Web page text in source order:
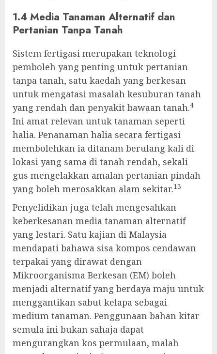
1.4 Media Tanaman Alternatif dan
Pertanian Tanpa Tanah
Sistem fertigasi merupakan teknologi
pemboleh yang penting untuk pertanian
tanpa tanah, satu kaedah yang berkesan
untuk mengatasi masalah kesuburan tanah
yang rendah dan penyakit bawaan tanah.4
Ini amat relevan untuk tanaman seperti
halia. Penanaman halia secara fertigasi
membolehkan ia ditanam berulang kali di
lokasi yang sama di tanah rendah, sekali
gus mengelakkan amalan pertanian pindah
yang boleh merosakkan alam sekitar.13
Penyelidikan juga telah mengesahkan
keberkesanan media tanaman alternatif
yang lestari. Satu kajian di Malaysia
mendapati bahawa sisa kompos cendawan
terpakai yang dirawat dengan
Mikroorganisma Berkesan (EM) boleh
menjadi alternatif yang berdaya maju untuk
menggantikan sabut kelapa sebagai
medium tanaman. Penggunaan bahan kitar
semula ini bukan sahaja dapat
mengurangkan kos permulaan, malah